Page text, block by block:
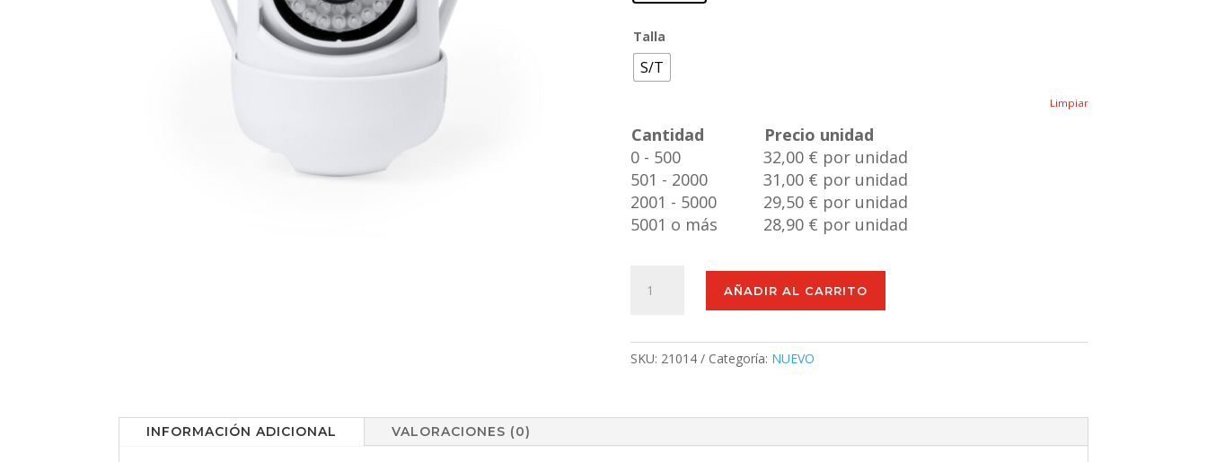
Talla
S/T
Limpiar
Cantidad
Precio unidad
0 - 500
32,00 € por unidad
501 - 2000
31,00 € por unidad
2001 - 5000
29,50 € por unidad
5001 o más
28,90 € por unidad
Inteligente
AÑADIR AL CARRITO
SKU: 21014 Categoría: NUEVO
INFORMACIÓN ADICIONAL VALORACIONES (0)